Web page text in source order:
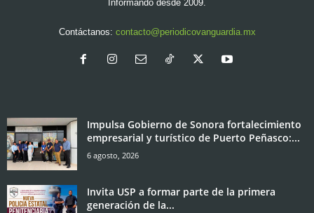
Informando desde 2009.
Contáctanos: contacto@periodicovanguardia.mx
Impulsa Gobierno de Sonora fortalecimiento
empresarial y turístico de Puerto Peñasco:...
6 agosto, 2026
Invita USP a formar parte de la primera
generación de la...